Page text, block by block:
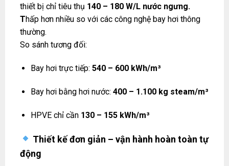
thiết bị chỉ tiêu thụ 140 – 180 W/L nước ngưng.
Thấp hơn nhiều so với các công nghệ bay hơi thông
thường.
So sánh tương đối:
Bay hơi trực tiếp:540 – 600 kWh/m³
Bay hơi bằng hơi nước:400 – 1.100 kg steam/m³
HPVE chỉ cần 130 – 155 kWh/m³
Thiết kế đơn giản – vận hành hoàn toàn tự
động